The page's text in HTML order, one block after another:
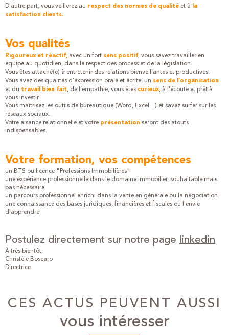
D'autre part, vous veillerez au respect des normes de qualité et à la
satisfaction clients.
Vos qualités
Rigoureux et réactif, avec un fort sens positif, vous savez travailler en
équipe au quotidien, dans le respect des process et de la législation.
Vous êtes attaché(e) à entretenir des relations bienveillantes et productives.
Vous avez des qualités d’expression orale et écrite, un sens de l’organisation
et du travail bien fait, de l’empathie, vous êtes curieux, à l’écoute et prêt à
vous investir.
Vous maîtrisez les outils de bureautique (Word, Excel…) et savez surfer sur les
réseaux sociaux.
Votre aisance relationnelle et votre présentation seront des atouts
indispensables.
Votre formation, vos compétences
un BTS ou licence "Professions Immobilières"
une expérience professionnelle dans le domaine immobilier, souhaitable mais
pas nécessaire
un parcours professionnel enrichi dans la vente en générale ou la négociation
une connaissance des bases juridiques, financières et fiscales ou l'envie
d'apprendre
Postulez directement sur notre page linkedin
À très bientôt,
Christèle Boscaro
Directrice
CES ACTUS PEUVENT AUSSI
vous intéresser